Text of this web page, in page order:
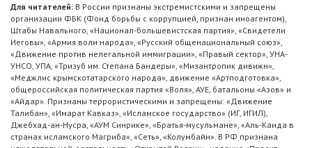
Для читателей: В России признаны экстремистскими и запрещены
организации ФБК (Фонд борьбы с коррупцией, признан иноагентом),
Штабы Навального, «Национал-большевистская партия», «Свидетели
Иеговы», «Армия воли народа», «Русский общенациональный союз»,
«Движение против нелегальной иммиграции», «Правый сектор», УНА-
УНСО, УПА, «Тризуб им. Степана Бандеры», «Мизантропик дивижн»,
«Меджлис крымскотатарского народа», движение «Артподготовка»,
общероссийская политическая партия «Воля», АУЕ, батальоны «Азов» и
«Айдар». Признаны террористическими и запрещены: «Движение
Талибан», «Имарат Кавказ», «Исламское государство» (ИГ, ИГИЛ),
Джебхад-ан-Нусра, «АУМ Синрике», «Братья-мусульмане», «Аль-Каида в
странах исламского Магриба», «Сеть», «Колумбайн». В РФ признана